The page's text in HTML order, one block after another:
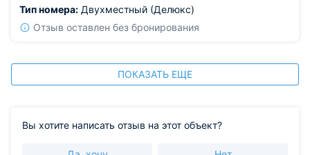
Тип номера: Двухместный (Делюкс)
Отзыв оставлен без бронирования
ПОКАЗАТЬ ЕЩЕ
Вы хотите написать отзыв на этот объект?